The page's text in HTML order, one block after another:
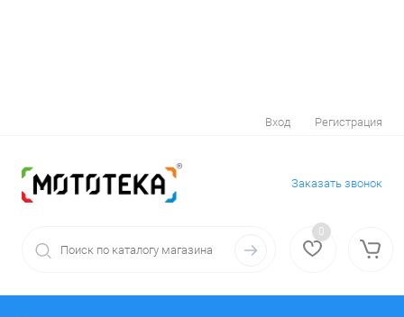
Вход Регистрация
Заказать звонок
0